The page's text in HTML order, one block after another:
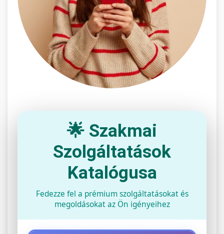
🌟 Szakmai
Szolgáltatások
Katalógusa
Fedezze fel a prémium szolgáltatásokat és
megoldásokat az Ön igényeihez